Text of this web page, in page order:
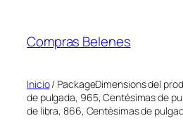
contenido
Compras Belenes
Inicio/ PackageDimensions del
de pulgada, 965, Centésimas de
de libra, 866, Centésimas de